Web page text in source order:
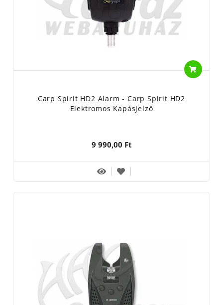
Carp Spirit HD2 Alarm - Carp Spirit HD2
Elektromos Kapásjelző
9 990,00 Ft